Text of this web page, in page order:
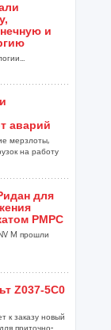
и
аварий
мерзлоты,
на работу
для
РМРС
M прошли
Z037-5C0
к заказу новый
приточно-